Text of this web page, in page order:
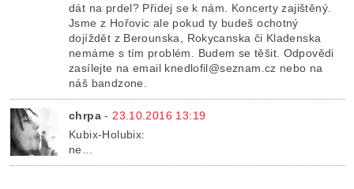
dát na prdel? Přidej se k nám. Koncerty zajištěný.
Jsme z Hořovic ale pokud ty budeš ochotný
dojíždět z Berounska, Rokycanska či Kladenska
nemáme s tím problém. Budem se těšit. Odpovědi
zasílejte na email knedlofil@seznam.cz nebo na
náš bandzone.
chrpa - 23.10.2016 13:19
Kubix-Holubix:
ne...